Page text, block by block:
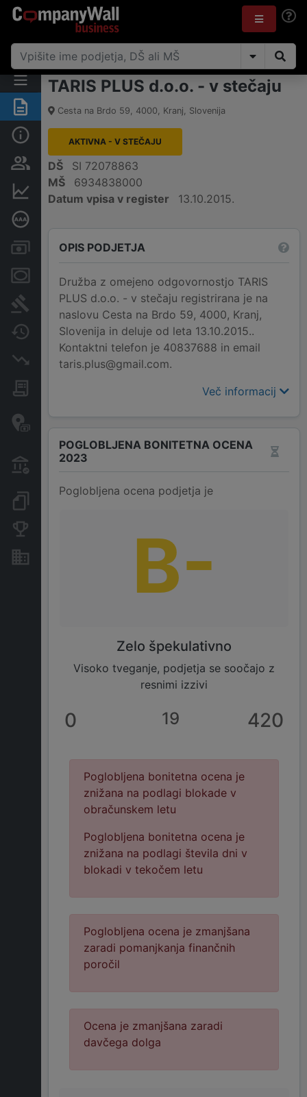
Povzetek
Odgovorne osebe in lastništvo
Računi in blokade
Zastavne pravice
Sodni postopki
Spremembe
Insolvenčni postopki
Davčne oaze in sumljive
transakcije
Transakcije iz državnega
proračuna
Dokumenti in objave
TARIS PLUS d.o.o. - v stečaju
Cesta na Brdo 59, 4000, Kranj, Slovenija
AKTIVNA - V STEČAJU
DŠ
SI 72078863
MŠ
6934838000
Datum vpisa v register
13.10.2015.
OPIS PODJETJA
Družba z omejeno odgovornostjo TARIS
PLUS d.o.o. - v stečaju registrirana je na
naslovu Cesta na Brdo 59, 4000, Kranj,
Slovenija in deluje od leta 13.10.2015..
Kontaktni telefon je 40837688 in email
taris.plus@gmail.com.
Več informacij
POGLOBLJENA BONITETNA OCENA
2023
Poglobljena ocena podjetja je
B-
Zelo špekulativno
Visoko tveganje, podjetja se soočajo z
resnimi izzivi
0 19 420
Poglobljena bonitetna ocena je
znižana na podlagi blokade v
obračunskem letu
Poglobljena bonitetna ocena je
znižana na podlagi števila dni v
blokadi v tekočem letu
Poglobljena ocena je zmanjšana
zaradi pomanjkanja finančnih
poročil
Ocena je zmanjšana zaradi
davčega dolga